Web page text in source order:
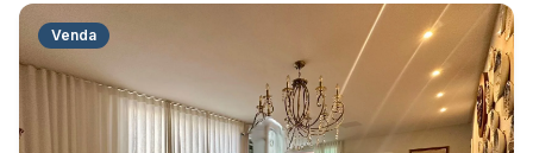
Venda